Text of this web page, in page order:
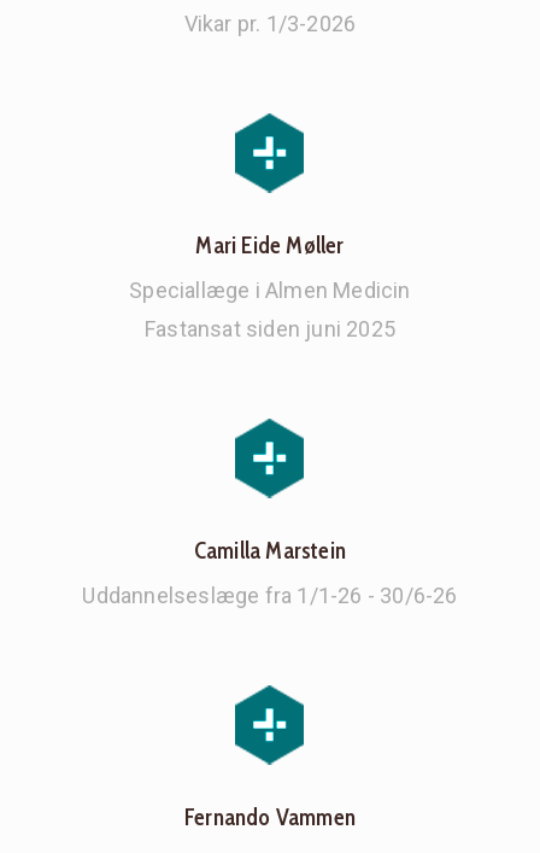
Vikar pr. 1/3-2026
Mari Eide Møller
Speciallæge i Almen Medicin
Fastansat siden juni 2025
Camilla Marstein
Uddannelseslæge fra 1/1-26 - 30/6-26
Fernando Vammen